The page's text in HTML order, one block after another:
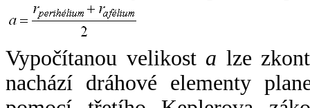
Vypočítanou velikost a lze
nachází dráhové elementy